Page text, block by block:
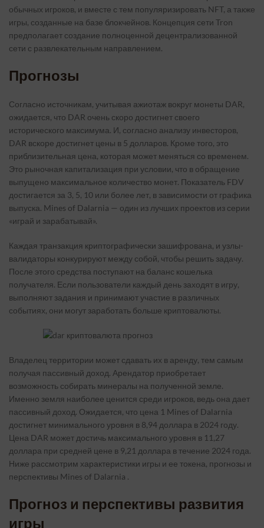
обычных игроков, и вместе с тем популяризировать NFT, а также
игры, созданные на базе блокчейнов. Концепция сети Tron
предполагает создание полноценной децентрализованной
сети с развлекательным направлением.
Прогнозы
Согласно источникам, учитывая ажиотаж вокруг монеты DAR,
ожидается, что DAR очень скоро достигнет своего
исторического максимума. И, согласно анализу инвесторов,
DAR вскоре достигнет цены в 5 долларов. Кроме того, это
приблизительная цена, которая может меняться со временем.
Это рыночная капитализация при условии, что в обращение
выпущено максимальное количество монет. Показатель FDV
достигается за 3, 5, 10 или более лет, в зависимости от графика
выпуска. Mines of Dalarnia — один из лучших проектов из серии
«играй и зарабатывай».
Каждая транзакция криптографически зашифрована, и узлы-
валидаторы конкурируют между собой, чтобы решить задачу.
После этого средства поступают на баланс кошелька
получателя. Если пользователи каждый день заходят в игру,
выполняют задания и принимают участие в различных
событиях, они могут заработать больше криптовалюты.
Владелец территории может сдавать их в аренду, тем самым
получая пассивный доход. Арендатор приобретает
возможность собирать минералы на полученной земле.
Именно земля наиболее ценится среди игроков, ведь она дает
пассивный доход. Ожидается, что цена 1 Mines of Dalarnia
достигнет минимального уровня в 8,94 доллара в 2024 году.
Цена DAR может достичь максимального уровня в 11,27
доллара при средней цене в 9,21 доллара в течение 2024 года.
Ниже рассмотрим характеристики игры и ее токена, прогнозы и
перспективы Mines of Dalarnia .
Прогноз и перспективы развития
игры